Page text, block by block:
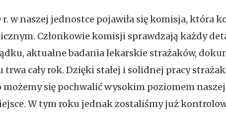
w naszej jednostce pojawiła się komisja, która
Członkowie komisji sprawdzają każdy
aktualne badania lekarskie strażaków,
cały rok. Dzięki stałej i solidnej pracy
się pochwalić wysokim poziomem
W tym roku jednak zostaliśmy już